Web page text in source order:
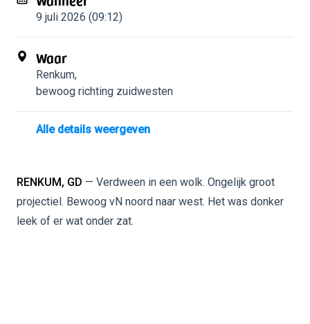
9 juli 2026 (09:12)
Waar
Renkum,
bewoog richting zuidwesten
Alle details weergeven
RENKUM, GD — Verdween in een wolk. Ongelijk groot
projectiel. Bewoog vN noord naar west. Het was donker
leek of er wat onder zat.